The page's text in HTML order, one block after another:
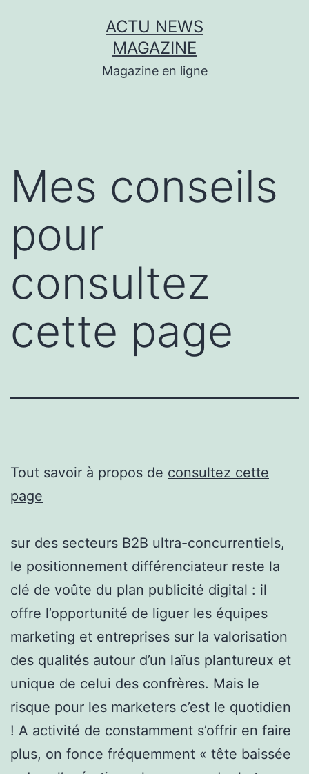
ACTU NEWS
MAGAZINE
Magazine en ligne
Mes conseils
pour
consultez
cette page
Tout savoir à propos de consultez cette
page
sur des secteurs B2B ultra-concurrentiels,
le positionnement différenciateur reste la
clé de voûte du plan publicité digital : il
offre l’opportunité de liguer les équipes
marketing et entreprises sur la valorisation
des qualités autour d’un laïus plantureux et
unique de celui des confrères. Mais le
risque pour les marketers c’est le quotidien
! A activité de constamment s’offrir en faire
plus, on fonce fréquemment « tête baissée